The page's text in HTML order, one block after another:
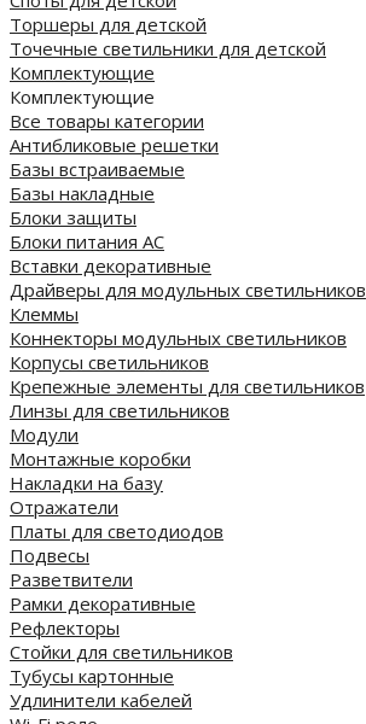
Торшеры для детской
Точечные светильники для детской
Комплектующие
Комплектующие
Все товары категории
Антибликовые решетки
Базы встраиваемые
Базы накладные
Блоки защиты
Блоки питания AC
Вставки декоративные
Драйверы для модульных светильников
Клеммы
Коннекторы модульных светильников
Корпусы светильников
Крепежные элементы для светильников
Линзы для светильников
Модули
Монтажные коробки
Накладки на базу
Отражатели
Платы для светодиодов
Подвесы
Разветвители
Рамки декоративные
Рефлекторы
Стойки для светильников
Тубусы картонные
Удлинители кабелей